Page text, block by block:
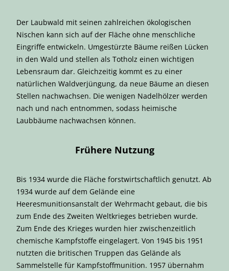
Der Laubwald mit seinen zahlreichen ökologischen
Nischen kann sich auf der Fläche ohne menschliche
Eingriffe entwickeln. Umgestürzte Bäume reißen Lücken
in den Wald und stellen als Totholz einen wichtigen
Lebensraum dar. Gleichzeitig kommt es zu einer
natürlichen Waldverjüngung, da neue Bäume an diesen
Stellen nachwachsen. Die wenigen Nadelhölzer werden
nach und nach entnommen, sodass heimische
Laubbäume nachwachsen können.
Frühere Nutzung
Bis 1934 wurde die Fläche forstwirtschaftlich genutzt. Ab
1934 wurde auf dem Gelände eine
Heeresmunitionsanstalt der Wehrmacht gebaut, die bis
zum Ende des Zweiten Weltkrieges betrieben wurde.
Zum Ende des Krieges wurden hier zwischenzeitlich
chemische Kampfstoffe eingelagert. Von 1945 bis 1951
nutzten die britischen Truppen das Gelände als
Sammelstelle für Kampfstoffmunition. 1957 übernahm